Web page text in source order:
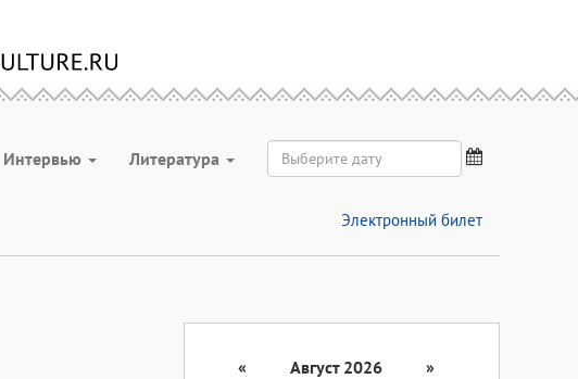
Интервью Литература
Электронный билет
« Август 2026
»